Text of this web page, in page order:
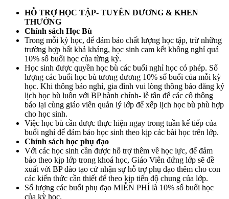
HỖ TRỢ HỌC TẬP- TUYÊN DƯƠNG & KHEN
THƯỞNG
Chính sách Học Bù
Trong mỗi kỳ học, để đảm bảo chất lượng học tập, trừ những
trường hợp bất khả kháng, học sinh cam kết không nghỉ quá
10% số buổi học của từng kỳ.
Học sinh được quyền học bù các buổi nghỉ học có phép. Số
lượng các buổi học bù tương đương 10% số buổi của mỗi kỳ
học. Khi thông báo nghỉ, gia đình vui lòng thông báo đăng ký
lịch học bù luôn với BP hành chính- lễ tân để các cô thông
báo lại cùng giáo viên quản lý lớp để xếp lịch học bù phù hợp
cho học sinh.
Việc học bù cần được thực hiện ngay trong tuần kế tiếp của
buổi nghỉ để đảm bảo học sinh theo kịp các bài học trên lớp.
Chính sách học phụ đạo
Với các học sinh cần được hỗ trợ thêm về học lực, để đảm
bảo theo kịp lớp trong khoá học, Giáo Viên đứng lớp sẽ đề
xuất với BP đào tạo cử nhận sự hỗ trợ phụ đạo thêm cho con
các kiến thức cần thiết để theo kịp tiến độ chung của lớp.
Số lượng các buổi phụ đạo MIỄN PHÍ là 10% số buổi học
của kỳ học.